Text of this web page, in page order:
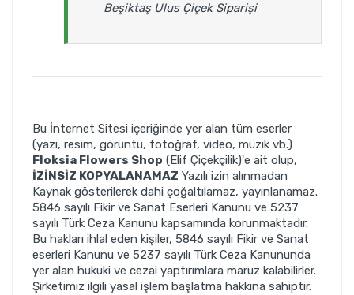
Beşiktaş Ulus Çiçek Siparişi
Bu İnternet Sitesi içeriğinde yer alan tüm eserler
(yazı, resim, görüntü, fotoğraf, video, müzik vb.)
Floksia Flowers Shop (Elif Çiçekçilik)'e ait olup,
İZİNSİZ KOPYALANAMAZ Yazılı izin alınmadan
Kaynak gösterilerek dahi çoğaltılamaz, yayınlanamaz.
5846 sayılı Fikir ve Sanat Eserleri Kanunu ve 5237
sayılı Türk Ceza Kanunu kapsamında korunmaktadır.
Bu hakları ihlal eden kişiler, 5846 sayılı Fikir ve Sanat
eserleri Kanunu ve 5237 sayılı Türk Ceza Kanununda
yer alan hukuki ve cezai yaptırımlara maruz kalabilirler.
Şirketimiz ilgili yasal işlem başlatma hakkına sahiptir.